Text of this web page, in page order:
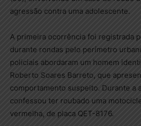
agressão contra uma adolescente.
A primeira ocorrência foi registrada
durante rondas pelo perímetro
policiais abordaram um homem
Roberto Soares Barreto, que
comportamento suspeito. Durante a
confessou ter roubado uma
vermelha, de placa QET-8176.